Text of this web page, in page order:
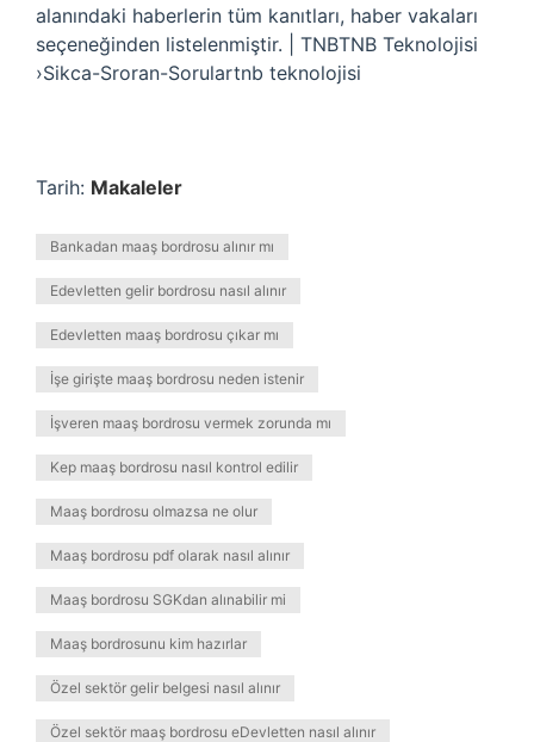
alanındaki haberlerin tüm kanıtları, haber vakaları
seçeneğinden listelenmiştir. | TNBTNB Teknolojisi
›Sikca-Sroran-Sorulartnb teknolojisi
Tarih: Makaleler
Bankadan maaş bordrosu alınır mı
Edevletten gelir bordrosu nasıl alınır
Edevletten maaş bordrosu çıkar mı
İşe girişte maaş bordrosu neden istenir
İşveren maaş bordrosu vermek zorunda mı
Kep maaş bordrosu nasıl kontrol edilir
Maaş bordrosu olmazsa ne olur
Maaş bordrosu pdf olarak nasıl alınır
Maaş bordrosu SGKdan alınabilir mi
Maaş bordrosunu kim hazırlar
Özel sektör gelir belgesi nasıl alınır
Özel sektör maaş bordrosu eDevletten nasıl alınır